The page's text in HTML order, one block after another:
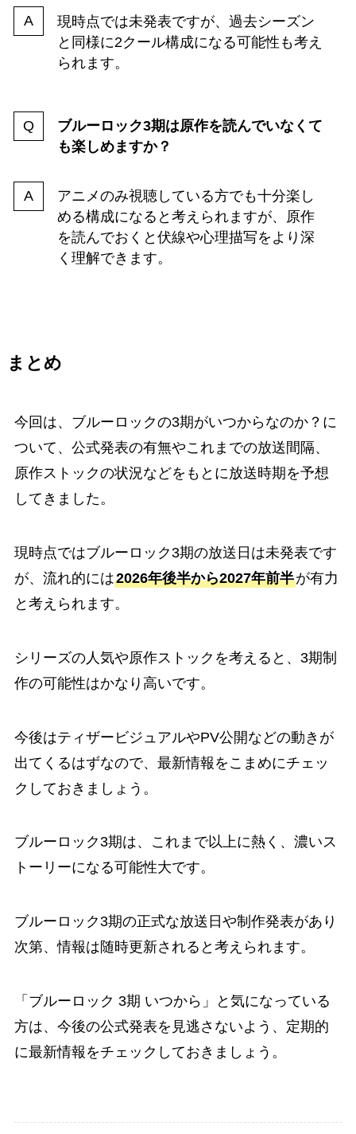
現時点では未発表ですが、過去シーズン
と同様に2クール構成になる可能性も考え
られます。
ブルーロック3期は原作を読んでいなくて
も楽しめますか？
アニメのみ視聴している方でも十分楽し
める構成になると考えられますが、原作
を読んでおくと伏線や心理描写をより深
く理解できます。
まとめ
今回は、ブルーロックの3期がいつからなのか？に
ついて、公式発表の有無やこれまでの放送間隔、
原作ストックの状況などをもとに放送時期を予想
してきました。
現時点ではブルーロック3期の放送日は未発表です
が、流れ的には2026年後半から2027年前半が有力
と考えられます。
シリーズの人気や原作ストックを考えると、3期制
作の可能性はかなり高いです。
今後はティザービジュアルやPV公開などの動きが
出てくるはずなので、最新情報をこまめにチェッ
クしておきましょう。
ブルーロック3期は、これまで以上に熱く、濃いス
トーリーになる可能性大です。
ブルーロック3期の正式な放送日や制作発表があり
次第、情報は随時更新されると考えられます。
「ブルーロック 3期 いつから」と気になっている
方は、今後の公式発表を見逃さないよう、定期的
に最新情報をチェックしておきましょう。